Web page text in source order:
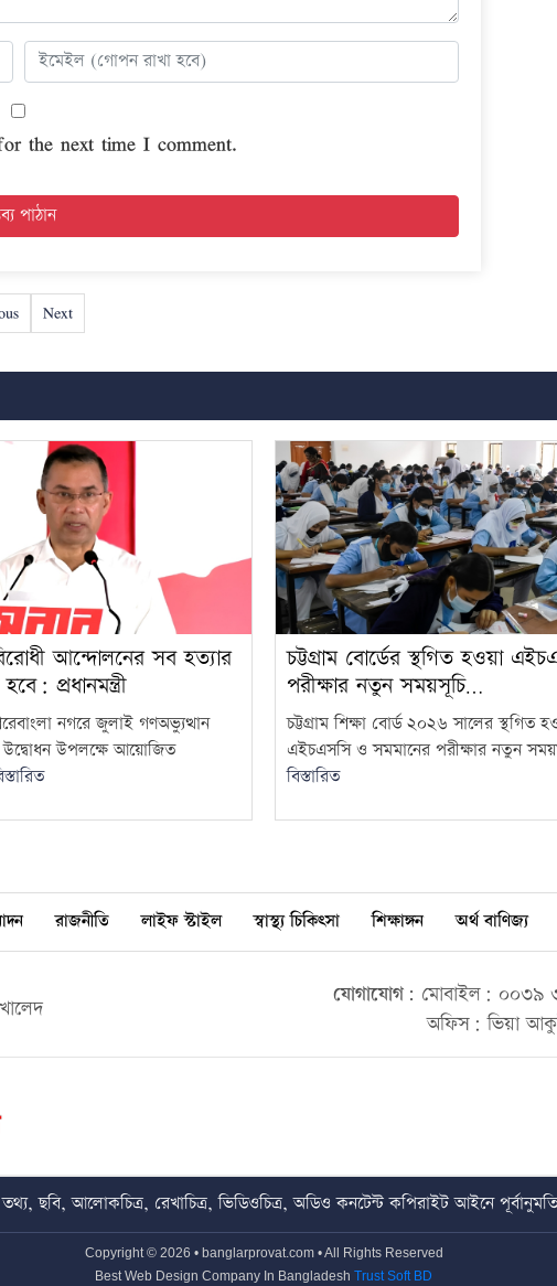
the next time I comment.
Next
আন্দোলনের সব হত্যার
প্রধানমন্ত্রী
নগরে জুলাই গণঅভ্যুত্থান
উদ্বোধন উপলক্ষে আয়োজিত
চট্টগ্রাম বোর্ডের স্থগিত হওয়া
পরীক্ষার নতুন সময়সূচি…
চট্টগ্রাম শিক্ষা বোর্ড ২০২৬ সালের স্থগিত
এইচএসসি ও সমমানের পরীক্ষার নতুন
বিস্তারিত
রাজনীতি লাইফ স্টাইল স্বাস্থ্য চিকিৎসা শিক্ষাঙ্গন অর্থ বাণিজ্য
যোগাযোগ: মোবাইল: ০০৩৯
অফিস: ভিয়া
ছবি, আলোকচিত্র, রেখাচিত্র, ভিডিওচিত্র, অডিও কনটেন্ট কপিরাইট আইনে
Copyright © 2026 • banglarprovat.com • All Rights Reserved
Best Web Design Company In Bangladesh Trust Soft BD